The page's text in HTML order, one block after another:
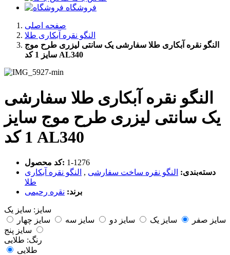
فروشگاه
صفحه اصلی
النگو نقره آبکاری طلا
النگو نقره آبکاری طلا سفارشی یک سانتی لیزری طرح موج
سایز 1 کد AL340
النگو نقره آبکاری طلا سفارشی
یک سانتی لیزری طرح موج سایز
1 کد AL340
کد محصول: ‎1-1276
دسته‌بندی: النگو نقره ساخت سفارشی , النگو نقره آبکاری
طلا
برند: نقره رحیمی
سایز: سایز یک
سایز صفر
سایز یک سایز دو سایز سه
سایز چهار
سایز پنج
رنگ: طلایی
طلایی